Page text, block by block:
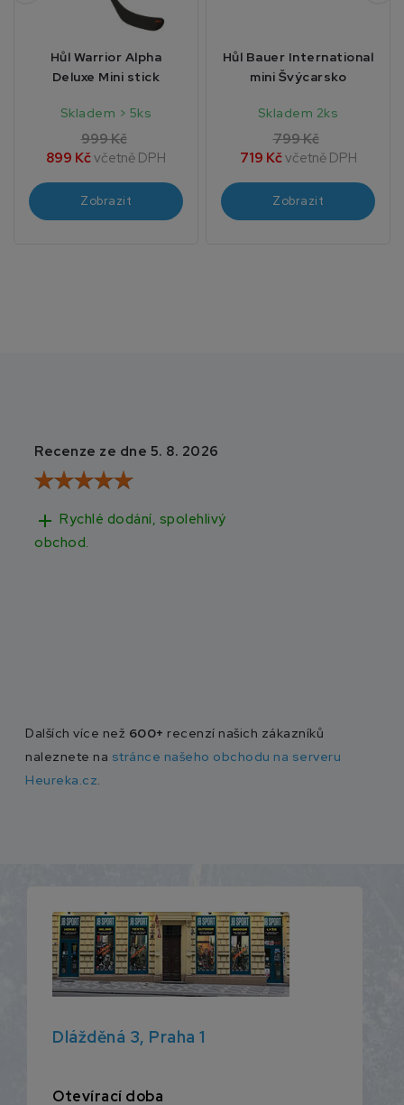
Hůl Warrior Alpha
Deluxe Mini stick
Skladem > 5ks
999 Kč
899 Kčvčetně DPH
Zobrazit
Hůl Bauer International
mini Švýcarsko
Skladem 2ks
799 Kč
719 Kčvčetně DPH
Zobrazit
Recenze ze dne 5. 8. 2026
add Rychlé dodání, spolehlivý
obchod.
Dalších více než 600+ recenzí našich zákazníků
naleznete na stránce našeho obchodu na serveru
Heureka.cz.
Dlážděná 3, Praha 1
Otevírací doba